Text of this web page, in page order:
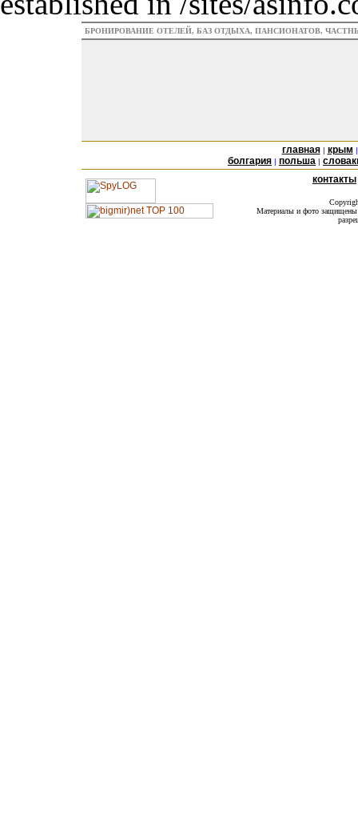
БРОНИРОВАНИЕ ОТЕЛЕЙ, БАЗ ОТДЫХА, ПАНСИОНАТОВ,
главная| крым
болгария | польша |
контакты
Материалы и фото защищены